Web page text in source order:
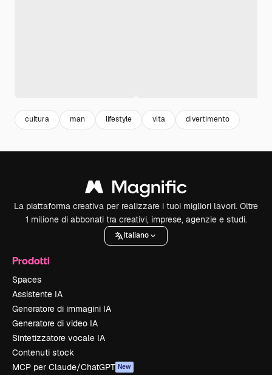
cultura man lifestyle vita divertimento
La piattaforma creativa per realizzare i tuoi migliori lavori. Oltre
1 milione di abbonati tra creativi, imprese, agenzie e studi.
Italiano
Prodotti
Spaces
Assistente IA
Generatore di immagini IA
Generatore di video IA
Sintetizzatore vocale IA
Contenuti stock
MCP per Claude/ChatGPT New